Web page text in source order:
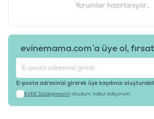
Yorumlar hazırlanıyor...
evinemama.com’a üye ol,
E-posta adresinizi girerek üye kaydınızı
KVKK Sözleşmesi'ni okudum, kabul ediyorum.